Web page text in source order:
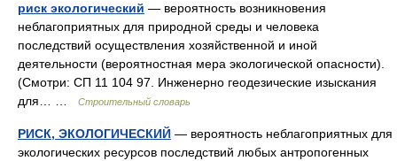
риск экологический — вероятность возникновения
неблагоприятных для природной среды и человека
последствий осуществления хозяйственной и иной
деятельности (вероятностная мера экологической опасности).
(Смотри: СП 11 104 97. Инженерно геодезические изыскания
для… …
Строительный словарь
РИСК, ЭКОЛОГИЧЕСКИЙ — вероятность неблагоприятных для
экологических ресурсов последствий любых антропогенных